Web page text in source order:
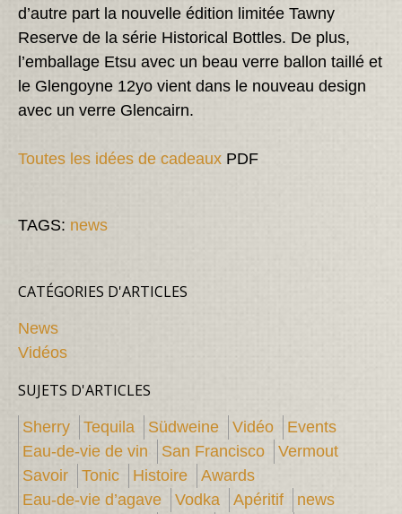
d’autre part la nouvelle édition limitée Tawny
Reserve de la série Historical Bottles. De plus,
l’emballage Etsu avec un beau verre ballon taillé et
le Glengoyne 12yo vient dans le nouveau design
avec un verre Glencairn.
Toutes les idées de cadeauxPDF
TAGS: news
CATÉGORIES D'ARTICLES
News
Vidéos
SUJETS D'ARTICLES
Sherry Tequila Südweine Vidéo
Events
Eau-de-vie de vin
San Francisco
Vermout
Savoir
Tonic Histoire
Awards
Eau-de-vie d’agave
Vodka Apéritif
news